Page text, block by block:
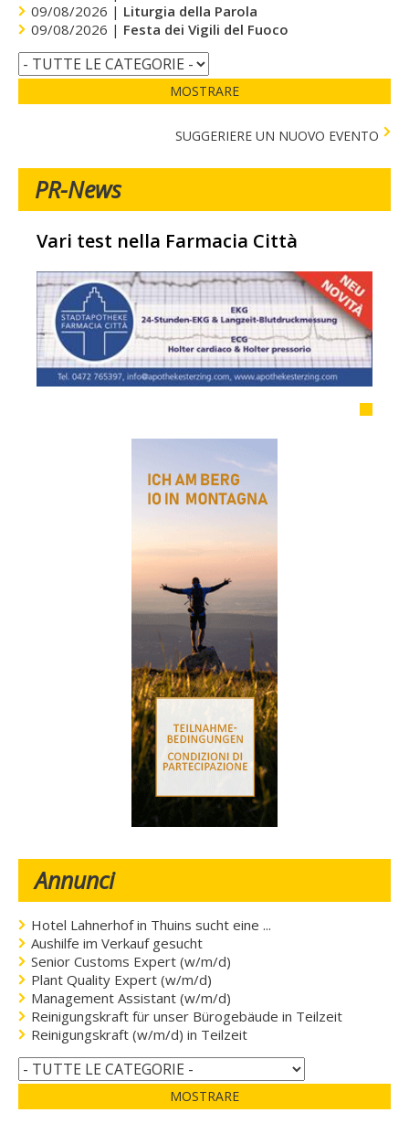
09/08/2026 | Liturgia della Parola
09/08/2026 | Festa dei Vigili del Fuoco
MOSTRARE
SUGGERIERE UN NUOVO EVENTO
PR-News
Vari test nella Farmacia Città
Annunci
Hotel Lahnerhof in Thuins sucht eine ...
Aushilfe im Verkauf gesucht
Senior Customs Expert (w/m/d)
Plant Quality Expert (w/m/d)
Management Assistant (w/m/d)
Reinigungskraft für unser Bürogebäude in Teilzeit
Reinigungskraft (w/m/d) in Teilzeit
MOSTRARE